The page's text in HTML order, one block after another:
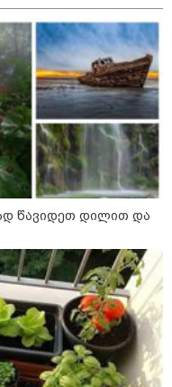
ბოკუჩავა
წითლიძე
წავიდეთ დილით და